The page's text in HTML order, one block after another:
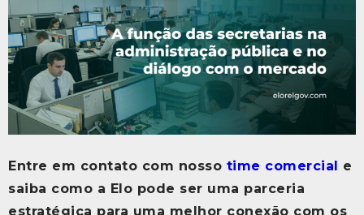
Entre em contato com nosso time comercial
e
saiba como a Elo pode ser uma parceria
estratégica para uma melhor conexão com os